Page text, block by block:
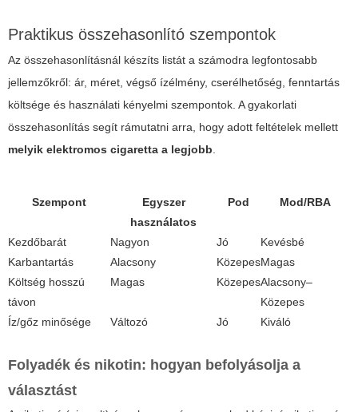
Praktikus összehasonlító szempontok
Az összehasonlításnál készíts listát a számodra legfontosabb
jellemzőkről: ár, méret, végső ízélmény, cserélhetőség, fenntartás
költsége és használati kényelmi szempontok. A gyakorlati
összehasonlítás segít rámutatni arra, hogy adott feltételek mellett
melyik elektromos cigaretta a legjobb.
Szempont
Egyszer
használatos
Pod Mod/RBA
Kezdőbarát Nagyon Jó
Kevésbé
Karbantartás
Alacsony KözepesMagas
Költség hosszú
távon
Magas KözepesAlacsony–
Közepes
Íz/gőz minősége
Változó Jó Kiváló
Folyadék és nikotin: hogyan befolyásolja a
választást